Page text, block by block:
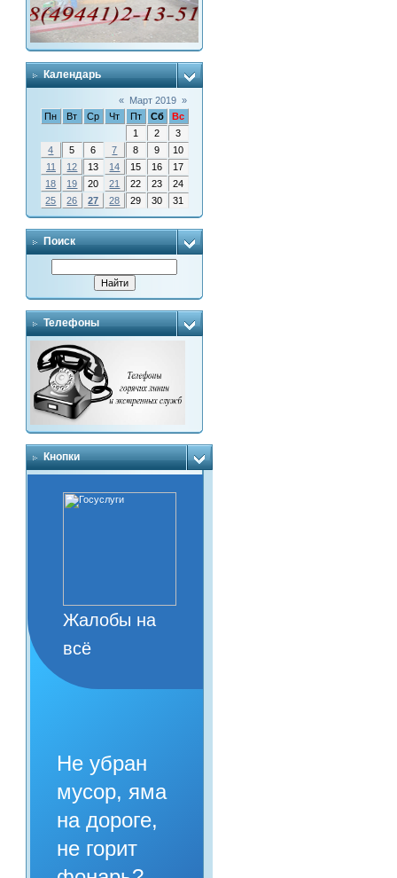
Календарь
« Март 2019 »
Пн
Вт Ср Чт Пт Сб
Вс
1
2
3
4
5 6 7 8 9
10
11
12 13 14 15 16
17
18
19 20 21 22 23
24
25
26 27 28 29 30 31
Поиск
Телефоны
Кнопки
Жалобы на
всё
Не убран
мусор, яма
на дороге,
не горит